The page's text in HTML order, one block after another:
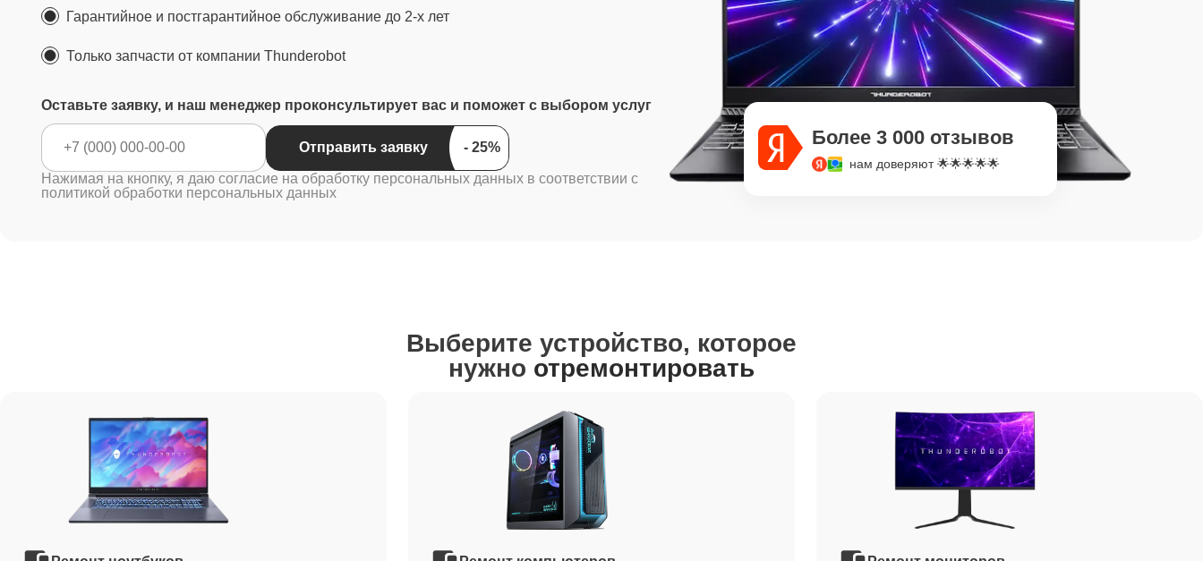
Гарантийное и постгарантийное обслуживание до 2-х лет
Только запчасти от компании Thunderobot
Оставьте заявку, и наш менеджер проконсультирует вас и поможет с выбором услуг
Отправить заявку
Нажимая на кнопку, я даю согласие на обработку персональных данных в соответствии с
политикой обработки персональных данных
Более 3 000 отзывов
нам доверяют 🌟🌟🌟🌟🌟
Выберите устройство, которое
нужно отремонтировать